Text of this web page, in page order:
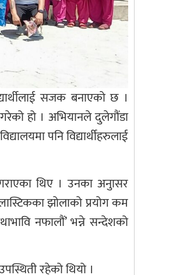
सजक बनाएको छ ।
हो । अभियानले दुलेगौंडा
पनि विद्यार्थीहरुलाई
थिए । उनका अनुासर
झोलाको प्रयोग कम
नफालौं’ भन्ने सन्देशको
रहेको थियो ।